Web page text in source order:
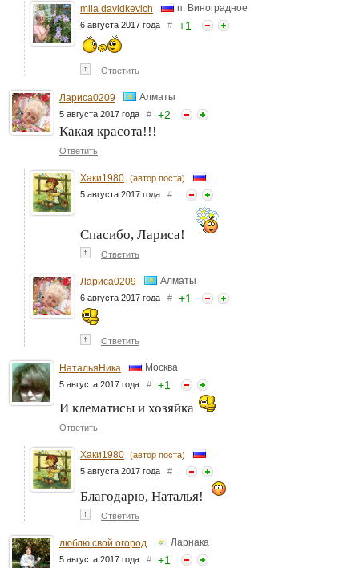
mila davidkevich п. Виноградное
6 августа 2017 года # +1
↑ Ответить
Лариса0209 Алматы
5 августа 2017 года # +2
Какая красота!!!
Ответить
Хаки1980 (автор поста)
5 августа 2017 года #
Спасибо, Лариса!
↑ Ответить
Лариса0209 Алматы
6 августа 2017 года # +1
↑ Ответить
НатальяНика Москва
5 августа 2017 года # +1
И клематисы и хозяйка
Ответить
Хаки1980 (автор поста)
5 августа 2017 года #
Благодарю, Наталья!
↑ Ответить
люблю свой огород Ларнака
5 августа 2017 года # +1